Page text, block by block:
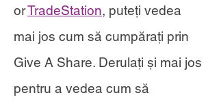
orTradeStation, puteți vedea
mai jos cum să cumpărați prin
Give A Share. Derulați și mai jos
pentru a vedea cum să